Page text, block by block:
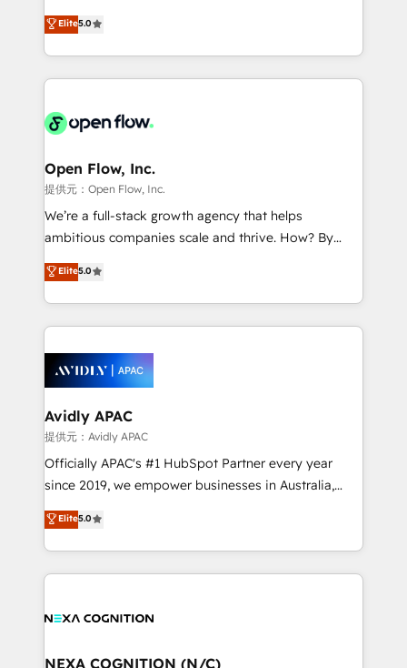
Mindedness, and Clarity. We are driven to win for the
collective good of the company and its clientele, and
things are happening.
integration products and services to mid-market
and enterprise customers. We ensure that your sales,
service and marketing department operates in the
most effective way, while at the same time
integrated buyers journey. Elixir is located in
and Amsterdam. Elixir is a first mover and leader
when it comes to HubSpot sales and service
implementations, highly renowned for our business
acumen, process (re-)design experience and a
integrate HubSpot with complex solutions like SAP,
MicroSoft, custom solutions,... Our company also has
Retail execution, CPQ, customer portals and
HubSpot CMS developments. And we're champions
Elite5.0
Open Flow, Inc.
提供元：Open Flow, Inc.
We’re a full-stack growth agency that helps
ambitious companies scale and thrive. How? By
upgrading and streamlining every single revenue-
generating aspect of your business. We’re proud
HubSpot Elite Solutions Partners and devout CRM
nerds who can harness HubSpot’s custom digital
experience. Working hand-in-hand with your team,
we’ll assemble a RevOps machine that drives more
traffic, generates better leads and crushes your
revenue goals. We've worked with thousands of
HubSpot customers and we'd love to work with you
too! Clients come to us for: Advanced CRM solutions
HubSpot Data System Migrations between systems
to HubSpot New lead generation strategies Time-
Elite5.0
Avidly APAC
提供元：Avidly APAC
Officially APAC's #1 HubSpot Partner every year
since 2019, we empower businesses in Australia,
New Zealand, and globally to realise their full
potential through enterprise HubSpot CRM
implementation. And we deliver best practice across
the whole HubSpot platform, covering marketing,
all businesses, from start-up to Enterprise, and have
the world. Our human approach to digital
Elite5.0
NEXA COGNITION (N/C)